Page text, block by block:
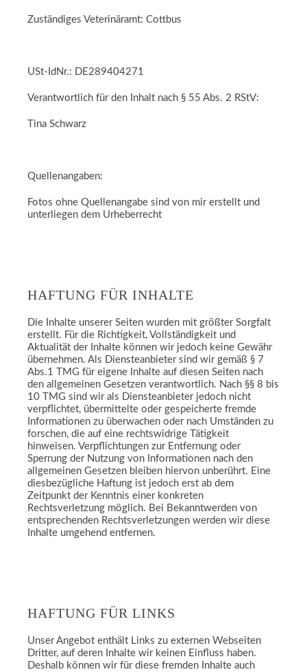
Zuständiges Veterinäramt: Cottbus
USt-IdNr.: DE289404271
Verantwortlich für den Inhalt nach § 55 Abs. 2 RStV:
Tina Schwarz
Quellenangaben:
Fotos ohne Quellenangabe sind von mir erstellt und
unterliegen dem Urheberrecht
HAFTUNG FÜR INHALTE
Die Inhalte unserer Seiten wurden mit größter Sorgfalt
erstellt. Für die Richtigkeit, Vollständigkeit und
Aktualität der Inhalte können wir jedoch keine Gewähr
übernehmen. Als Diensteanbieter sind wir gemäß § 7
Abs.1 TMG für eigene Inhalte auf diesen Seiten nach
den allgemeinen Gesetzen verantwortlich. Nach §§ 8 bis
10 TMG sind wir als Diensteanbieter jedoch nicht
verpflichtet, übermittelte oder gespeicherte fremde
Informationen zu überwachen oder nach Umständen zu
forschen, die auf eine rechtswidrige Tätigkeit
hinweisen. Verpflichtungen zur Entfernung oder
Sperrung der Nutzung von Informationen nach den
allgemeinen Gesetzen bleiben hiervon unberührt. Eine
diesbezügliche Haftung ist jedoch erst ab dem
Zeitpunkt der Kenntnis einer konkreten
Rechtsverletzung möglich. Bei Bekanntwerden von
entsprechenden Rechtsverletzungen werden wir diese
Inhalte umgehend entfernen.
HAFTUNG FÜR LINKS
Unser Angebot enthält Links zu externen Webseiten
Dritter, auf deren Inhalte wir keinen Einfluss haben.
Deshalb können wir für diese fremden Inhalte auch